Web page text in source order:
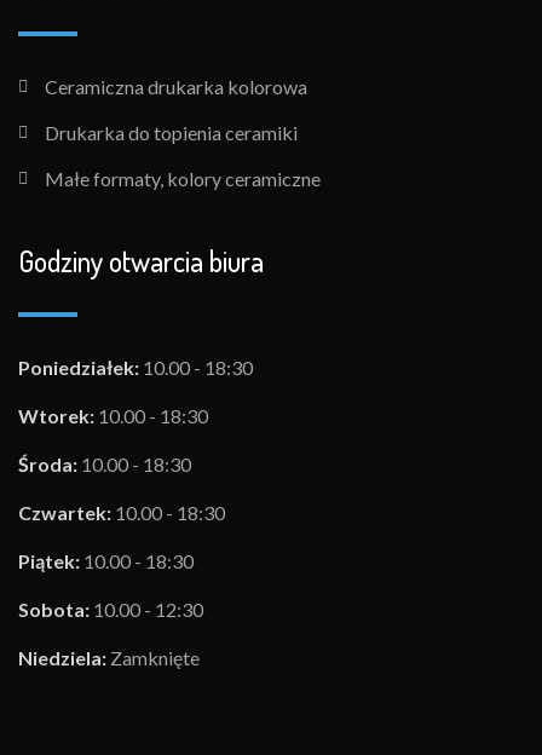
Ceramiczna drukarka kolorowa
Drukarka do topienia ceramiki
Małe formaty, kolory ceramiczne
Godziny otwarcia biura
Poniedziałek: 10.00 - 18:30
Wtorek: 10.00 - 18:30
Środa: 10.00 - 18:30
Czwartek: 10.00 - 18:30
Piątek: 10.00 - 18:30
Sobota: 10.00 - 12:30
Niedziela: Zamknięte